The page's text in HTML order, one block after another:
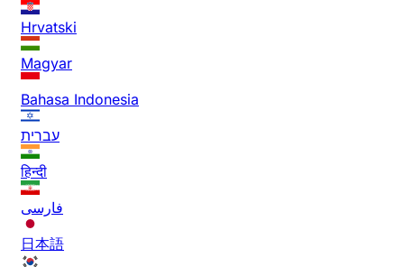
Hrvatski
Magyar
Bahasa Indonesia
עברית
हिन्दी
فارسی
日本語